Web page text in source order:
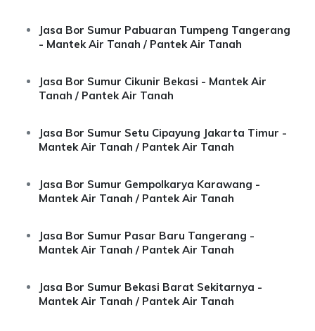
Jasa Bor Sumur Pabuaran Tumpeng Tangerang
- Mantek Air Tanah / Pantek Air Tanah
Jasa Bor Sumur Cikunir Bekasi - Mantek Air
Tanah / Pantek Air Tanah
Jasa Bor Sumur Setu Cipayung Jakarta Timur -
Mantek Air Tanah / Pantek Air Tanah
Jasa Bor Sumur Gempolkarya Karawang -
Mantek Air Tanah / Pantek Air Tanah
Jasa Bor Sumur Pasar Baru Tangerang -
Mantek Air Tanah / Pantek Air Tanah
Jasa Bor Sumur Bekasi Barat Sekitarnya -
Mantek Air Tanah / Pantek Air Tanah